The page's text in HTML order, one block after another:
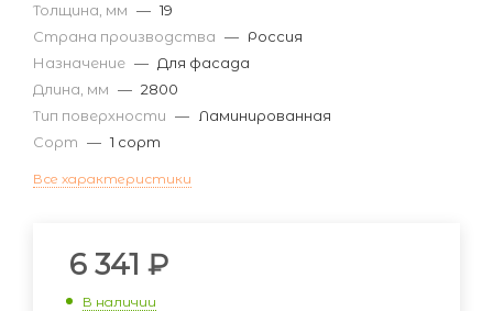
Толщина, мм — 19
Страна производства — Россия
Назначение — Для фасада
Длина, мм — 2800
Тип поверхности —
Ламинированная
Сорт — 1 сорт
Все характеристики
6 341 ₽
В наличии